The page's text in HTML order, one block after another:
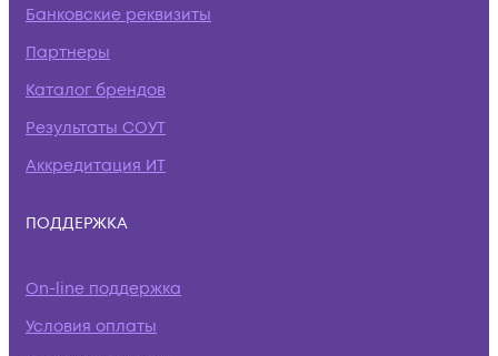
Банковские реквизиты
Партнеры
Каталог брендов
Результаты СОУТ
Аккредитация ИТ
ПОДДЕРЖКА
On-line поддержка
Условия оплаты